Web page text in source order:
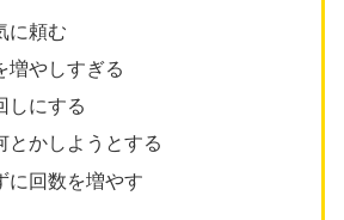
に頼む
増やしすぎる
しにする
とかしようとする
に回数を増やす